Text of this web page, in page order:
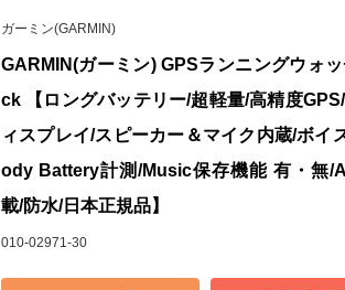
ガーミン(GARMIN)
GARMIN(ガーミン) GPSランニングウォ
ck 【ロングバッテリー/超軽量/高精度
ィスプレイ/スピーカー＆マイク内蔵/ボイ
ody Battery計測/Music保存機能 有・無/
載/防水/日本正規品】
010-02971-30